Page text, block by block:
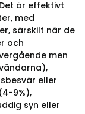
är effektivt
med
särskilt när de
och
men
eller
9%),
syn eller